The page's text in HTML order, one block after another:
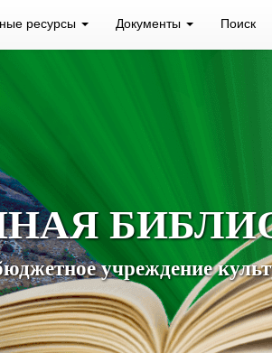
ресурсы Документы Поиск
учреждение